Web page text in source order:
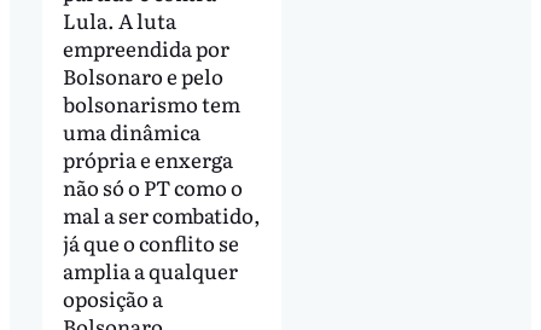
Lula. A luta
empreendida por
Bolsonaro e pelo
bolsonarismo tem
uma dinâmica
própria e enxerga
não só o PT como o
mal a ser combatido,
já que o conflito se
amplia a qualquer
oposição a